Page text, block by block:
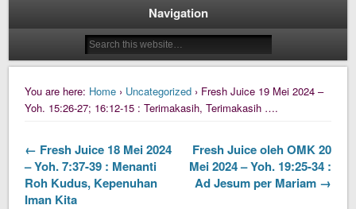
Navigation
You are here: Home › Uncategorized › Fresh Juice 19 Mei 2024 –
Yoh. 15:26-27; 16:12-15 : Terimakasih, Terimakasih ….
← Fresh Juice 18 Mei 2024
– Yoh. 7:37-39 : Menanti
Roh Kudus, Kepenuhan
Iman Kita
Fresh Juice oleh OMK 20
Mei 2024 – Yoh. 19:25-34 :
Ad Jesum per Mariam →